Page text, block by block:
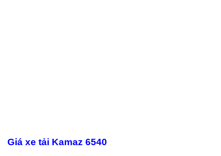
Giá xe tải Kamaz 6540